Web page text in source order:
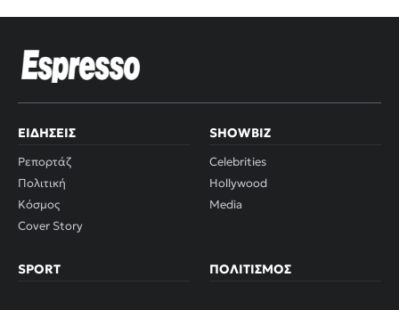
ΕΙΔΉΣΕΙΣ
Ρεπορτάζ
Πολιτική
Κόσμος
Cover Story
SHOWBIZ
Celebrities
Hollywood
Media
SPORT ΠΟΛΙΤΙΣΜΌΣ